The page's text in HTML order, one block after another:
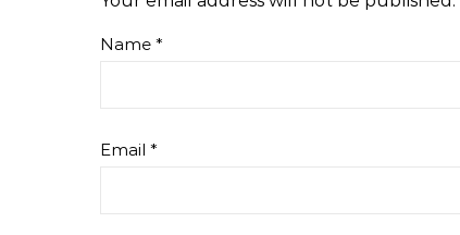
Name *
Email *